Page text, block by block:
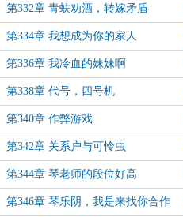
第332章 青蚨劝酒，转嫁矛盾
第334章 我想成为你的家人
第336章 我冷血的妹妹啊
第338章 代号，四号机
第340章 作弊游戏
第342章 关系户与可怜虫
第344章 琴老师的段位好高
第346章 琴乐阴，我是来找你合作